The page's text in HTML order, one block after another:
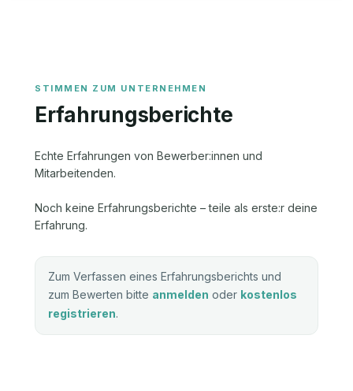
Erfahrungsberichte
Echte Erfahrungen von Bewerber:innen und
Mitarbeitenden.
Noch keine Erfahrungsberichte – teile als erste:r deine
Erfahrung.
Zum Verfassen eines Erfahrungsberichts und
zum Bewerten bitte anmelden oder kostenlos
registrieren.